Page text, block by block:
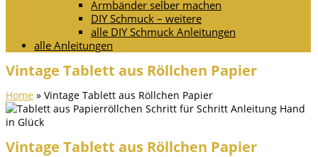
Armbänder selber machen
DIY Schmuck – weitere
alle DIY Schmuck Anleitungen
alle Anleitungen
Vintage Tablett aus Röllchen Papier
Home » Vintage Tablett aus Röllchen Papier
Vintage Tablett aus Röllchen Papier